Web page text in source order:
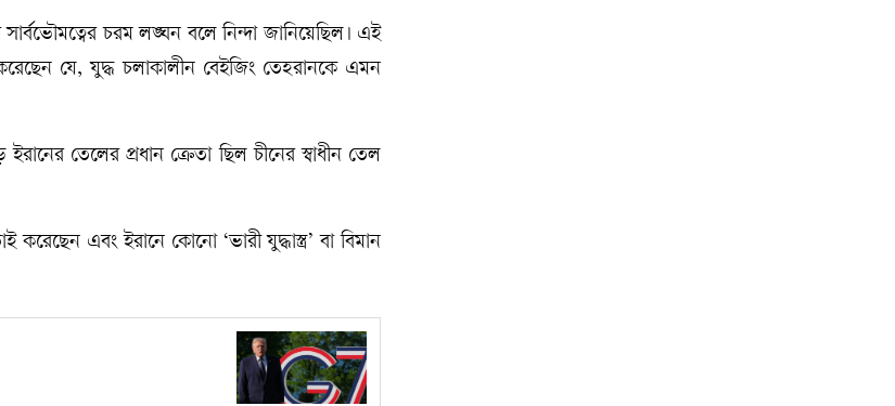
চরম লঙ্ঘন বলে নিন্দা জানিয়েছিল। এই
যে, যুদ্ধ চলাকালীন বেইজিং তেহরানকে এমন
তেলের প্রধান ক্রেতা ছিল চীনের স্বাধীন তেল
এবং ইরানে কোনো ‘ভারী যুদ্ধাস্ত্র’ বা বিমান